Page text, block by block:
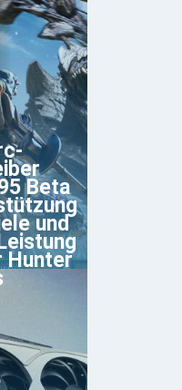
Beta
und
Hunter